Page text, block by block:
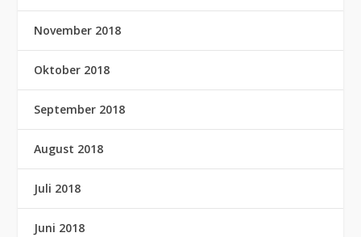
November 2018
Oktober 2018
September 2018
August 2018
Juli 2018
Juni 2018